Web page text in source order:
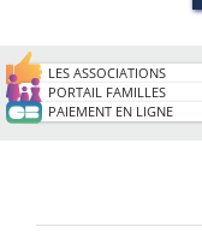
LES ASSOCIATIONS
PORTAIL FAMILLES
PAIEMENT EN LIGNE